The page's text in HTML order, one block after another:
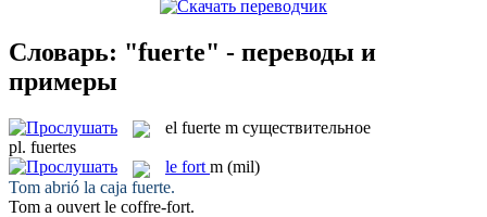
Словарь: "fuerte" - переводы и
примеры
el fuerte m существительное
pl. fuertes
le fort m (mil)
Tom abrió la caja fuerte.
Tom a ouvert le coffre-fort.